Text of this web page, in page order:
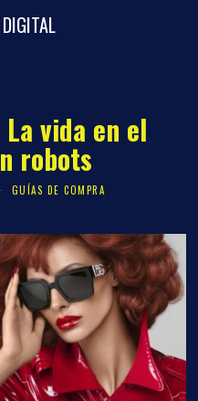
vida en el
robots
GUÍAS DE COMPRA